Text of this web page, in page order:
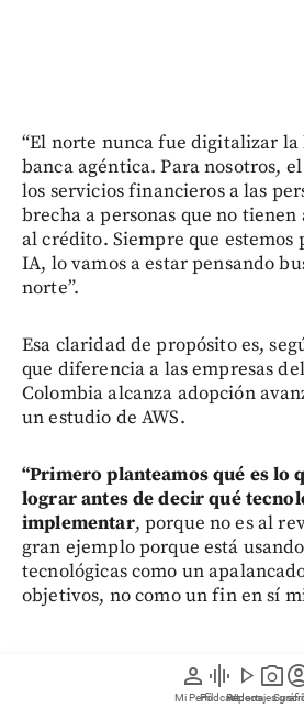
person
Mi Perfil
graphic_eq
Pódcast
play_arrow
Videos
photo_camera
Reportajes
“El norte nunca fue digitalizar
banca agéntica. Para nosotros,
los servicios financieros a las
brecha a personas que no tienen
al crédito. Siempre que estemos
IA, lo vamos a estar pensando
norte”.
Esa claridad de propósito es,
que diferencia a las empresas
Colombia alcanza adopción
un estudio de AWS.
“Primero planteamos qué es lo
lograr antes de decir qué
implementar, porque no es al
gran ejemplo porque está
tecnológicas como un
objetivos, no como un fin en sí